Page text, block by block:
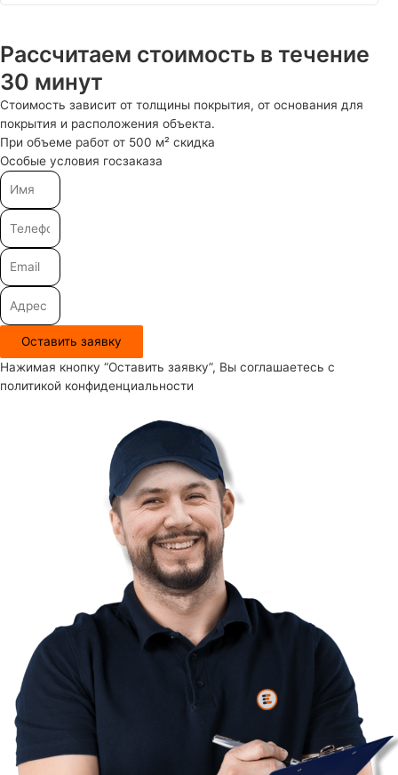
Рассчитаем стоимость в течение
30 минут
Стоимость зависит от толщины покрытия, от основания для
покрытия и расположения объекта.
При объеме работ от 500 м² скидка
Особые условия госзаказа
Оставить заявку
Нажимая кнопку “Оставить заявку”, Вы соглашаетесь с
политикой конфиденциальности